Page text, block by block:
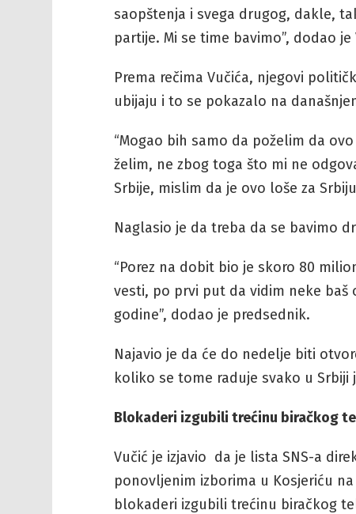
saopštenja i svega drugog, dakle,
partije. Mi se time bavimo”, dodao je
Prema rečima Vučića, njegovi
ubijaju i to se pokazalo na
“Mogao bih samo da poželim da
želim, ne zbog toga što mi ne
Srbije, mislim da je ovo loše za
Naglasio je da treba da se bavimo
“Porez na dobit bio je skoro 80
vesti, po prvi put da vidim neke
godine”, dodao je predsednik.
Najavio je da će do nedelje biti
koliko se tome raduje svako u
Blokaderi izgubili trećinu biračkog
Vučić je izjavio da je lista SNS-a
ponovljenim izborima u Kosjeriću
blokaderi izgubili trećinu biračkog